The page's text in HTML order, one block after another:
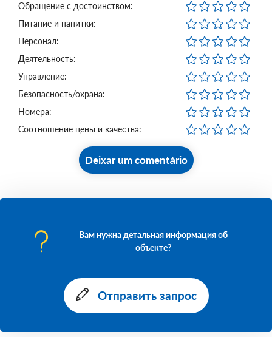
Обращение с достоинством:
Питание и напитки:
Персонал:
Деятельность:
Управление:
Безопасность/охрана:
Номера:
Соотношение цены и качества:
Deixar um comentário
Вам нужна детальная информация об
объекте?
Отправить запрос